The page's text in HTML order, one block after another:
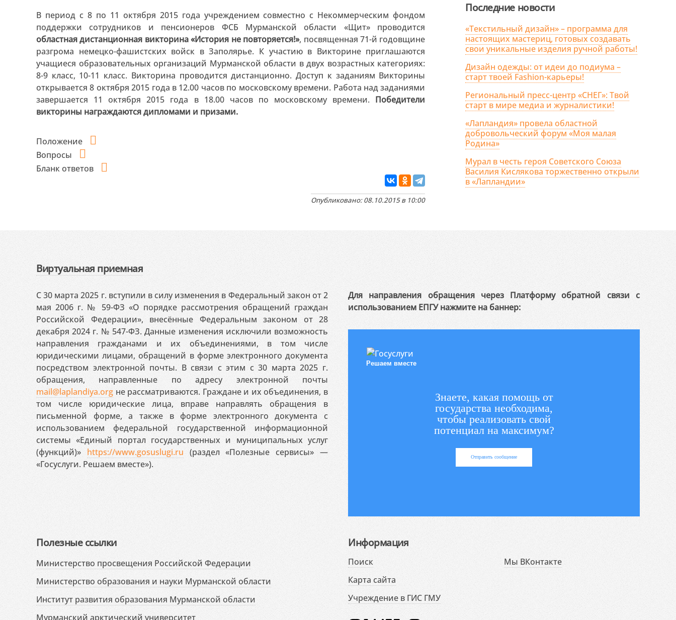
В период с 8 по 11 октября 2015 года учреждением совместно с Некоммерческим фондом
поддержки сотрудников и пенсионеров ФСБ Мурманской области «Щит» проводится
областная дистанционная викторина «История не повторяется!», посвященная 71-й годовщине
разгрома немецко-фашистских войск в Заполярье. К участию в Викторине приглашаются
учащиеся образовательных организаций Мурманской области в двух возрастных категориях:
8-9 класс, 10-11 класс. Викторина проводится дистанционно. Доступ к заданиям Викторины
открывается 8 октября 2015 года в 12.00 часов по московскому времени. Работа над заданиями
завершается 11 октября 2015 года в 18.00 часов по московскому времени. Победители
викторины награждаются дипломами и призами.
Положение
Вопросы
Бланк ответов
Опубликовано: 08.10.2015 в 10:00
Последние новости
«Текстильный дизайн» – программа для
настоящих мастериц, готовых создавать
свои уникальные изделия ручной работы!
Дизайн одежды: от идеи до подиума –
старт твоей Fashion-карьеры!
Региональный пресс-центр «СНЕГ»: Твой
старт в мире медиа и журналистики!
«Лапландия» провела областной
добровольческий форум «Моя малая
Родина»
Мурал в честь героя Советского Союза
Василия Кислякова торжественно открыли
в «Лапландии»
Виртуальная приемная
С 30 марта 2025 г. вступили в силу изменения в Федеральный закон от 2
мая 2006 г. № 59-ФЗ «О порядке рассмотрения обращений граждан
Российской Федерации», внесённые Федеральным законом от 28
декабря 2024 г. № 547-ФЗ. Данные изменения исключили возможность
направления гражданами и их объединениями, в том числе
юридическими лицами, обращений в форме электронного документа
посредством электронной почты. В связи с этим с 30 марта 2025 г.
обращения, направленные по адресу электронной почты
mail@laplandiya.org не рассматриваются. Граждане и их объединения, в
том числе юридические лица, вправе направлять обращения в
письменной форме, а также в форме электронного документа с
использованием федеральной государственной информационной
системы «Единый портал государственных и муниципальных услуг
(функций)» https://www.gosuslugi.ru (раздел «Полезные сервисы» —
«Госуслуги. Решаем вместе»).
Для направления обращения через Платформу обратной связи с
использованием ЕПГУ нажмите на баннер:
Решаем вместе
Знаете, какая помощь от
государства необходима,
чтобы реализовать свой
потенциал на максимум?
Отправить сообщение
Полезные ссылки
Министерство просвещения Российской Федерации
Министерство образования и науки Мурманской области
Институт развития образования Мурманской области
Мурманский арктический университет
Информация
Поиск
Карта сайта
Учреждение в ГИС ГМУ
Мы ВКонтакте